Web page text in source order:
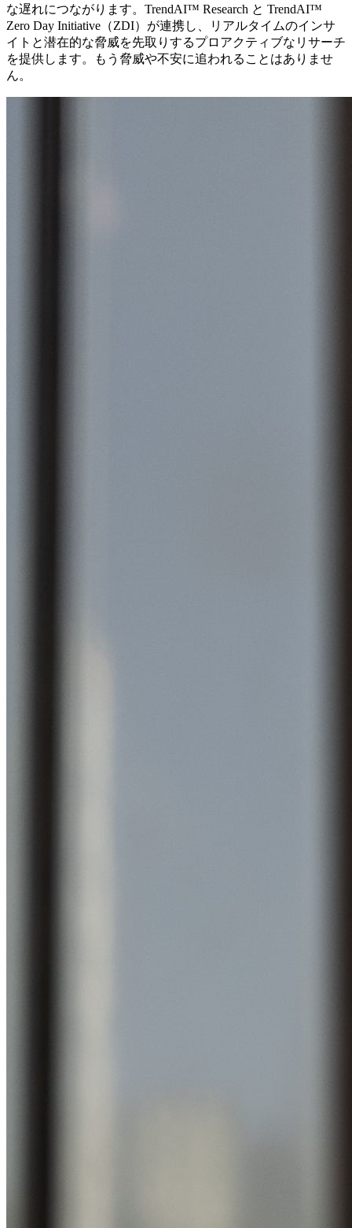
な遅れにつながります。TrendAI™ Research と TrendAI™
Zero Day Initiative（ZDI）が連携し、リアルタイムのインサ
イトと潜在的な脅威を先取りするプロアクティブなリサーチ
を提供します。もう脅威や不安に追われることはありませ
ん。